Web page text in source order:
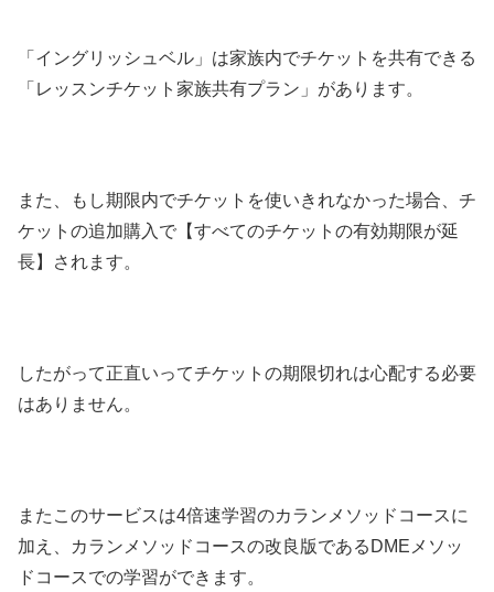
「イングリッシュベル」は家族内でチケットを共有できる
「レッスンチケット家族共有プラン」があります。
また、もし期限内でチケットを使いきれなかった場合、チ
ケットの追加購入で【すべてのチケットの有効期限が延
長】されます。
したがって正直いってチケットの期限切れは心配する必要
はありません。
またこのサービスは4倍速学習のカランメソッドコースに
加え、カランメソッドコースの改良版であるDMEメソッ
ドコースでの学習ができます。